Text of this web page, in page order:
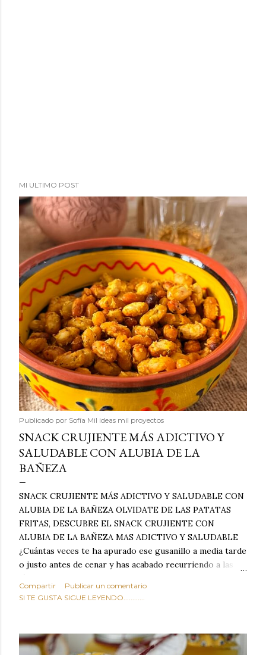
MI ULTIMO POST
Publicado por Sofía Mil ideas mil proyectos
SNACK CRUJIENTE MÁS ADICTIVO Y
SALUDABLE CON ALUBIA DE LA
BAÑEZA
SNACK CRUJIENTE MÁS ADICTIVO Y SALUDABLE CON
ALUBIA DE LA BAÑEZA OLVIDATE DE LAS PATATAS
FRITAS, DESCUBRE EL SNACK CRUJIENTE CON
ALUBIA DE LA BAÑEZA MAS ADICTIVO Y SALUDABLE
¿Cuántas veces te ha apurado ese gusanillo a media tarde
o justo antes de cenar y has acabado recurriendo a las
típicas patatas de bolsa, frutos secos fritos o snacks
ultraprocesados llenos de grasas saturadas y sodio?
sabroso, con ese toque tostado y crujiente que tanto nos
satisface. Estas alubias crujientes al horno van a cambiar
Compartir
Publicar un comentario
SI TE GUSTA SIGUE LEYENDO............